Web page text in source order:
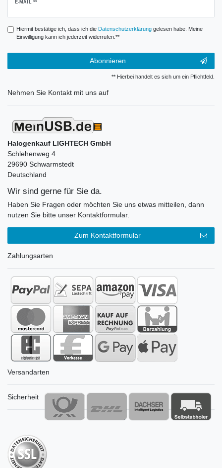
E-MAIL **
Newsletter
Hiermit bestätige ich, dass ich die Daten­schutz­erklärunggelesen habe. Meine
Einwilligung kann ich jederzeit widerrufen.**
Abonnieren
** Hierbei handelt es sich um ein Pflichtfeld.
Nehmen Sie Kontakt mit uns auf
Halogenkauf LIGHTECH GmbH
Schlehenweg 4
29690 Schwarmstedt
Deutschland
Wir sind gerne für Sie da.
Haben Sie Fragen oder möchten Sie uns etwas mitteilen, dann
nutzen Sie bitte unser Kontaktformular.
Zum Kontaktformular
Zahlungsarten
Versandarten
Sicherheit